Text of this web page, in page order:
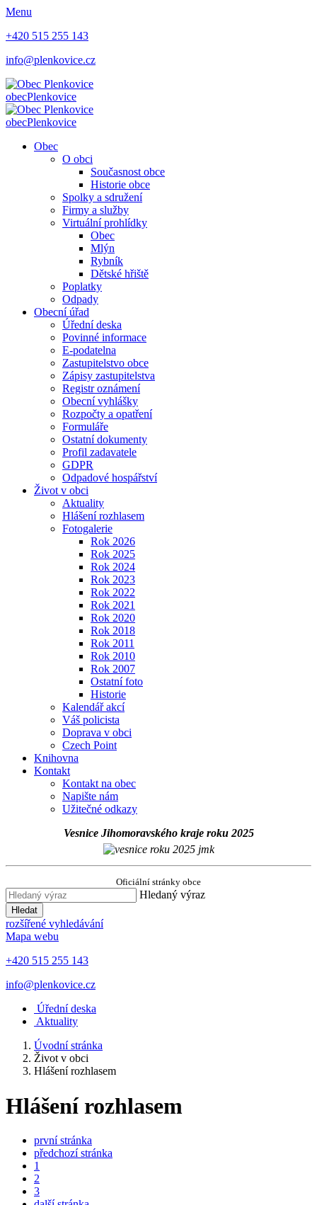
Menu
+420 515 255 143
info@plenkovice.cz
obecPlenkovice
obecPlenkovice
Obec
O obci
Současnost obce
Historie obce
Spolky a sdružení
Firmy a služby
Virtuální prohlídky
Obec
Mlýn
Rybník
Dětské hřiště
Poplatky
Odpady
Obecní úřad
Úřední deska
Povinné informace
E-podatelna
Zastupitelstvo obce
Zápisy zastupitelstva
Registr oznámení
Obecní vyhlášky
Rozpočty a opatření
Formuláře
Ostatní dokumenty
Profil zadavatele
GDPR
Odpadové hospářství
Život v obci
Aktuality
Hlášení rozhlasem
Fotogalerie
Rok 2026
Rok 2025
Rok 2024
Rok 2023
Rok 2022
Rok 2021
Rok 2020
Rok 2018
Rok 2011
Rok 2010
Rok 2007
Ostatní foto
Historie
Kalendář akcí
Váš policista
Doprava v obci
Czech Point
Knihovna
Kontakt
Kontakt na obec
Napište nám
Užitečné odkazy
Vesnice Jihomoravského kraje roku 2025
Oficiální stránky obce
Hledaný výraz
Hledat
rozšířené vyhledávání
Mapa webu
+420 515 255 143
info@plenkovice.cz
Úřední deska
Aktuality
Úvodní stránka
Život v obci
Hlášení rozhlasem
Hlášení rozhlasem
první stránka
předchozí stránka
1
2
3